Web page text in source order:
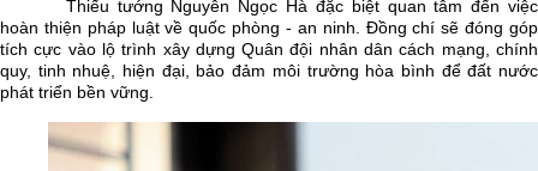
Thiếu tướng Nguyễn Ngọc Hà đặc biệt quan tâm đến việc
hoàn thiện pháp luật về quốc phòng - an ninh. Đồng chí sẽ đóng góp
tích cực vào lộ trình xây dựng Quân đội nhân dân cách mạng, chính
quy, tinh nhuệ, hiện đại, bảo đảm môi trường hòa bình để đất nước
phát triển bền vững.